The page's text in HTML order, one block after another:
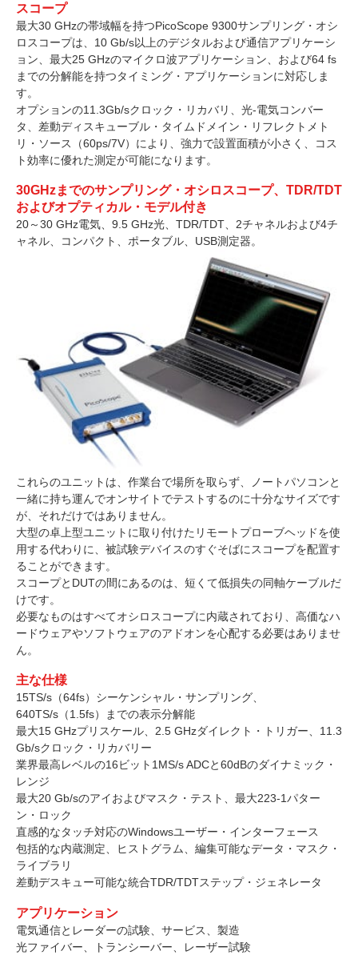
スコープ
最大30 GHzの帯域幅を持つPicoScope 9300サンプリング・オシ
ロスコープは、10 Gb/s以上のデジタルおよび通信アプリケーシ
ョン、最大25 GHzのマイクロ波アプリケーション、および64 fs
までの分解能を持つタイミング・アプリケーションに対応しま
す。
オプションの11.3Gb/sクロック・リカバリ、光-電気コンバー
タ、差動ディスキューブル・タイムドメイン・リフレクトメト
リ・ソース（60ps/7V）により、強力で設置面積が小さく、コス
ト効率に優れた測定が可能になります。
30GHzまでのサンプリング・オシロスコープ、TDR/TDT
およびオプティカル・モデル付き
20～30 GHz電気、9.5 GHz光、TDR/TDT、2チャネルおよび4チ
ャネル、コンパクト、ポータブル、USB測定器。
これらのユニットは、作業台で場所を取らず、ノートパソコンと
一緒に持ち運んでオンサイトでテストするのに十分なサイズです
が、それだけではありません。
大型の卓上型ユニットに取り付けたリモートプローブヘッドを使
用する代わりに、被試験デバイスのすぐそばにスコープを配置す
ることができます。
スコープとDUTの間にあるのは、短くて低損失の同軸ケーブルだ
けです。
必要なものはすべてオシロスコープに内蔵されており、高価なハ
ードウェアやソフトウェアのアドオンを心配する必要はありませ
ん。
主な仕様
15TS/s（64fs）シーケンシャル・サンプリング、
640TS/s（1.5fs）までの表示分解能
最大15 GHzプリスケール、2.5 GHzダイレクト・トリガー、11.3
Gb/sクロック・リカバリー
業界最高レベルの16ビット1MS/s ADCと60dBのダイナミック・
レンジ
最大20 Gb/sのアイおよびマスク・テスト、最大223-1パター
ン・ロック
直感的なタッチ対応のWindowsユーザー・インターフェース
包括的な内蔵測定、ヒストグラム、編集可能なデータ・マスク・
ライブラリ
差動デスキュー可能な統合TDR/TDTステップ・ジェネレータ
アプリケーション
電気通信とレーダーの試験、サービス、製造
光ファイバー、トランシーバー、レーザー試験